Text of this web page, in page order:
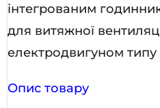
інтегрованим
для витяжної
електродвигуном типу
Опис товару